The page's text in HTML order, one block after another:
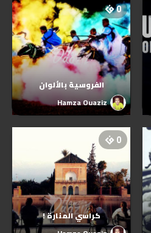
0
الفروسية بالألوان
Hamza Ouaziz
0
كراسي المنارة !